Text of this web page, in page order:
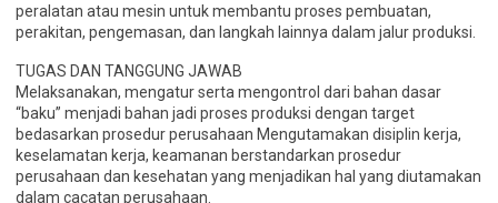
peralatan atau mesin untuk membantu proses pembuatan,
perakitan, pengemasan, dan langkah lainnya dalam jalur produksi.
TUGAS DAN TANGGUNG JAWAB
Melaksanakan, mengatur serta mengontrol dari bahan dasar
“baku” menjadi bahan jadi proses produksi dengan target
bedasarkan prosedur perusahaan Mengutamakan disiplin kerja,
keselamatan kerja, keamanan berstandarkan prosedur
perusahaan dan kesehatan yang menjadikan hal yang diutamakan
dalam cacatan perusahaan.